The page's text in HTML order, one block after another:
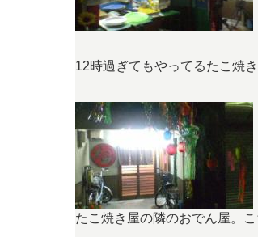
12時過ぎてもやってるたこ焼
たこ焼き屋の隣のおでん屋。